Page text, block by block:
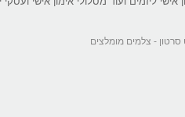
סרטון - צלמים מומלצים